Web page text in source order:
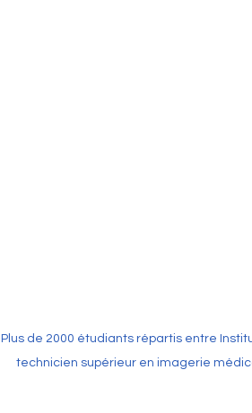
de 2000 étudiants répartis entre
technicien supérieur en imagerie